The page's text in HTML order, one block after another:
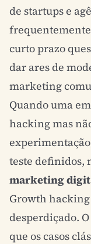
de startups e
curto prazo
dar ares de
marketing
Quando uma
hacking mas
teste definidos,
marketing
Growth hacking
desperdiçado.
que os casos